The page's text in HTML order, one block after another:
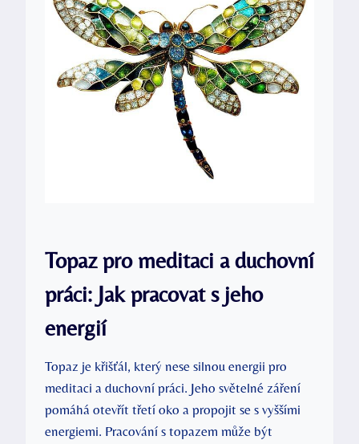
Topaz pro meditaci a duchovní
práci: Jak pracovat s jeho
energií
Topaz je křišťál, který nese silnou energii pro
meditaci a duchovní práci. Jeho světelné záření
pomáhá otevřít třetí oko a propojit se s vyššími
energiemi. Pracování s topazem může být